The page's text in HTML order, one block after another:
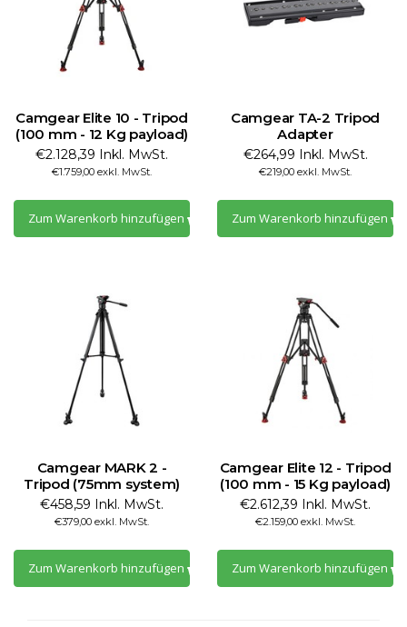
Camgear Elite 10 - Tripod
(100 mm - 12 Kg payload)
€2.128,39 Inkl. MwSt.
€1.759,00 exkl. MwSt.
Zum Warenkorb hinzufügen
Camgear TA-2 Tripod
Adapter
€264,99 Inkl. MwSt.
€219,00 exkl. MwSt.
Zum Warenkorb hinzufügen
Camgear MARK 2 -
Tripod (75mm system)
€458,59 Inkl. MwSt.
€379,00 exkl. MwSt.
Zum Warenkorb hinzufügen
Camgear Elite 12 - Tripod
(100 mm - 15 Kg payload)
€2.612,39 Inkl. MwSt.
€2.159,00 exkl. MwSt.
Zum Warenkorb hinzufügen